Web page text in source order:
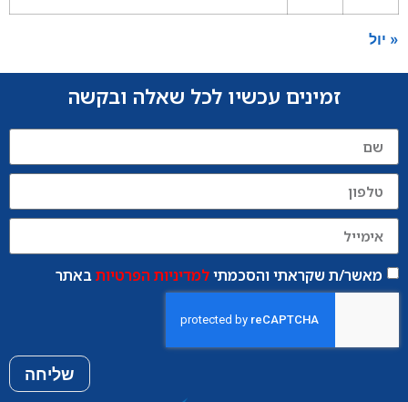
« יול
זמינים עכשיו לכל שאלה ובקשה
מאשר/ת שקראתי והסכמתילמדיניות הפרטיותבאתר
שליחה